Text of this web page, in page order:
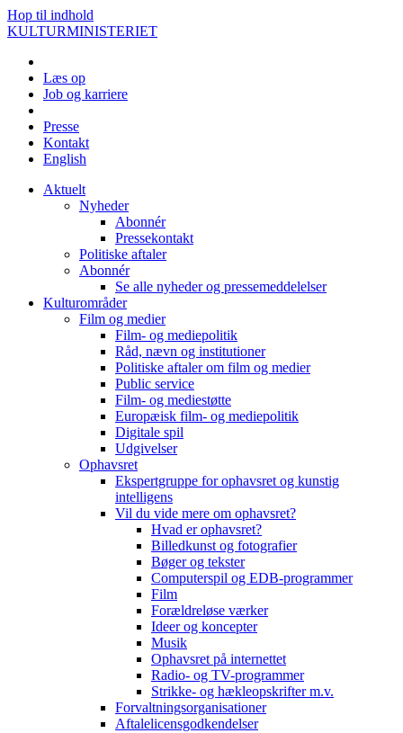
Hop til indhold
KULTURMINISTERIET
Læs op
Job og karriere
Presse
Kontakt
English
Aktuelt
Nyheder
Abonnér
Pressekontakt
Politiske aftaler
Abonnér
Se alle nyheder og pressemeddelelser
Kulturområder
Film og medier
Film- og mediepolitik
Råd, nævn og institutioner
Politiske aftaler om film og medier
Public service
Film- og mediestøtte
Europæisk film- og mediepolitik
Digitale spil
Udgivelser
Ophavsret
Ekspertgruppe for ophavsret og kunstig
intelligens
Vil du vide mere om ophavsret?
Hvad er ophavsret?
Billedkunst og fotografier
Bøger og tekster
Computerspil og EDB-programmer
Film
Forældreløse værker
Ideer og koncepter
Musik
Ophavsret på internettet
Radio- og TV-programmer
Strikke- og hækleopskrifter m.v.
Forvaltningsorganisationer
Aftalelicensgodkendelser